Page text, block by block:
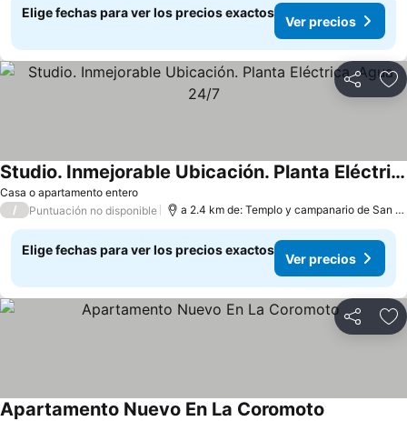
Elige fechas para ver los precios exactos
Ver precios
Compartir
Casa o apartamento entero
Studio. Inmejorable Ubicación. Planta Eléctrica. Agua 24/7
/ Puntuación no disponible a 2.4 km de: Templo y campanario de San Francisco de Asís
Elige fechas para ver los precios exactos
Ver precios
Compartir
Apartamento Nuevo En La Coromoto